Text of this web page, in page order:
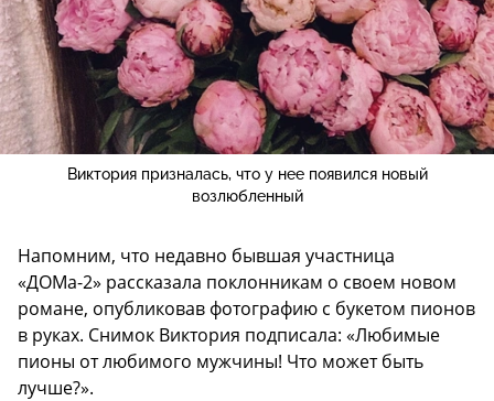
Виктория призналась, что у нее появился новый
возлюбленный
Напомним, что недавно бывшая участница
«ДОМа-2» рассказала поклонникам о своем новом
романе, опубликовав фотографию с букетом пионов
в руках. Снимок Виктория подписала: «Любимые
пионы от любимого мужчины! Что может быть
лучше?».